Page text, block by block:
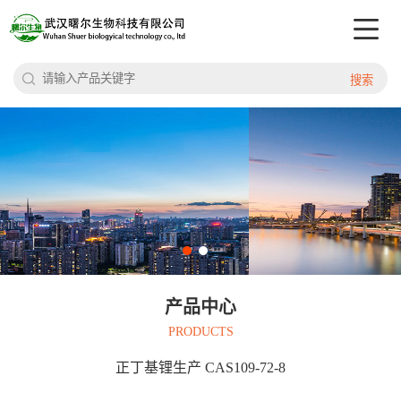
搜索
产品中心
PRODUCTS
正丁基锂生产 CAS109-72-8